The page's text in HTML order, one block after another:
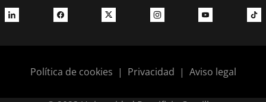
Política de cookies | Privacidad | Aviso legal